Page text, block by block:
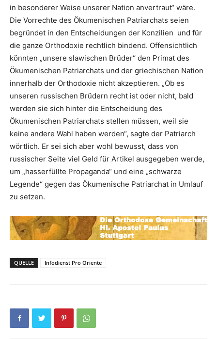
in besonderer Weise unserer Nation anvertraut“ wäre.
Die Vorrechte des Ökumenischen Patriarchats seien
begründet in den Entscheidungen der Konzilien und für
die ganze Orthodoxie rechtlich bindend. Offensichtlich
könnten „unsere slawischen Brüder“ den Primat des
Ökumenischen Patriarchats und der griechischen Nation
innerhalb der Orthodoxie nicht akzeptieren. „Ob es
unseren russischen Brüdern recht ist oder nicht, bald
werden sie sich hinter die Entscheidung des
Ökumenischen Patriarchats stellen müssen, weil sie
keine andere Wahl haben werden“, sagte der Patriarch
wörtlich. Er sei sich aber wohl bewusst, dass von
russischer Seite viel Geld für Artikel ausgegeben werde,
um „hasserfüllte Propaganda“ und eine „schwarze
Legende“ gegen das Ökumenische Patriarchat in Umlauf
zu setzen.
QUELLE Infodienst Pro Oriente